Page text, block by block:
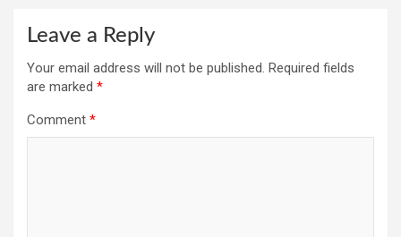
Leave a Reply
Your email address will not be published. Required fields
are marked *
Comment *